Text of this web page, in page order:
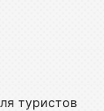
туристов